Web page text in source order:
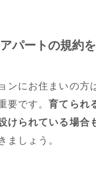
パートの規約
ンにお住まいの方
要です。育てられ
けられている場合
ましょう。